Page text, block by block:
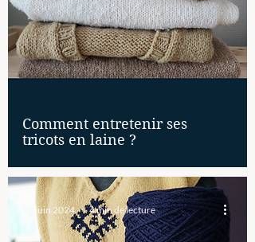
Comment entretenir ses
tricots en laine ?
18 juin 2024 4 min de lecture